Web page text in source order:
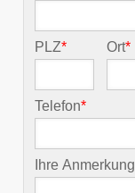
PLZ* Ort*
Telefon*
Ihre Anmerkung